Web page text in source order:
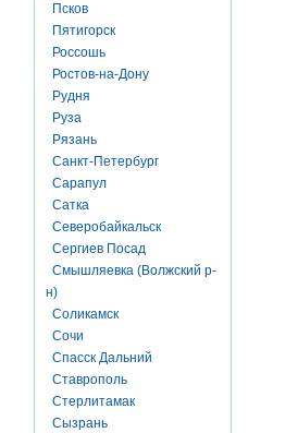
Псков
Пятигорск
Россошь
Ростов-на-Дону
Рудня
Руза
Рязань
Санкт-Петербург
Сарапул
Сатка
Северобайкальск
Сергиев Посад
Смышляевка (Волжский р-
н)
Соликамск
Сочи
Спасск Дальний
Ставрополь
Стерлитамак
Сызрань